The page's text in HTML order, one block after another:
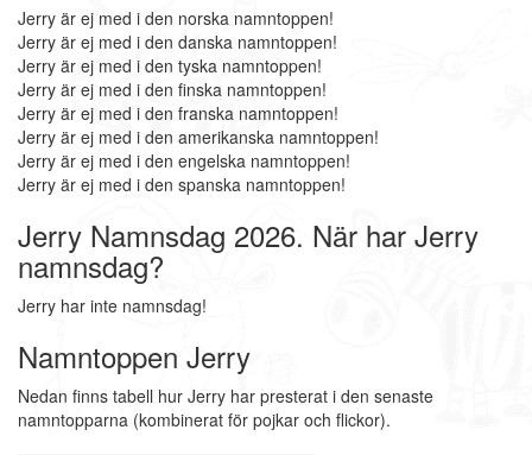
Jerry är ej med i den norska namntoppen!
Jerry är ej med i den danska namntoppen!
Jerry är ej med i den tyska namntoppen!
Jerry är ej med i den finska namntoppen!
Jerry är ej med i den franska namntoppen!
Jerry är ej med i den amerikanska namntoppen!
Jerry är ej med i den engelska namntoppen!
Jerry är ej med i den spanska namntoppen!
Jerry Namnsdag 2026. När har Jerry
namnsdag?
Jerry har inte namnsdag!
Namntoppen Jerry
Nedan finns tabell hur Jerry har presterat i den senaste
namntopparna (kombinerat för pojkar och flickor).